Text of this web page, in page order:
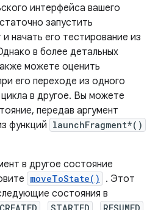
интерфейса вашего
запустить
начать его тестирование из
в более детальных
можете оценить
его переходе из одного
в другое. Вы можете
передав аргумент
функций launchFragment*()
в другое состояние
moveToState()
. Этот
состояния в